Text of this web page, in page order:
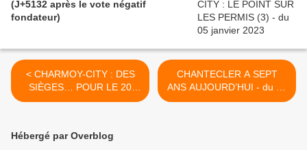
(J+5132 après le vote négatif
fondateur)
< CHARMOY-CITY : DES
SIÈGES… POUR LE 20
JUIN - du 15 Juin 2017
CHANTECLER A SEPT
ANS AUJOURD’HUI - du 18
Juin 2017 (J+3105 après le
Hébergé par Overblog